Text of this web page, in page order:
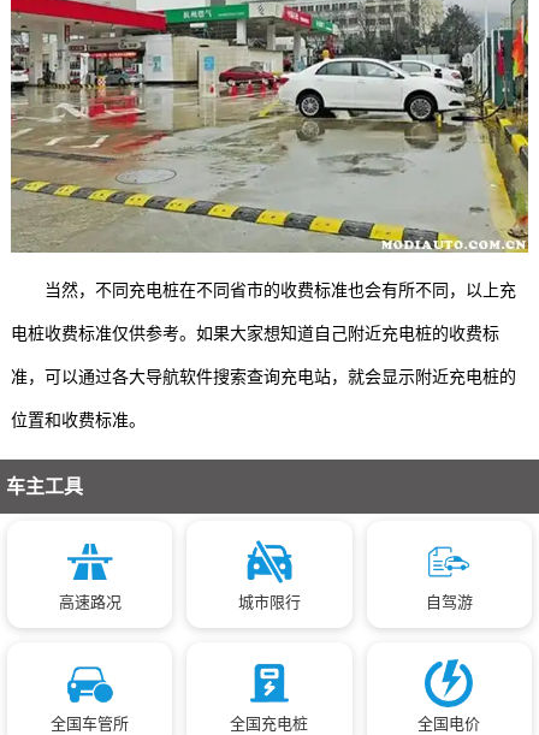
当然，不同充电桩在不同省市的收费标准也会有所不同，以上充
电桩收费标准仅供参考。如果大家想知道自己附近充电桩的收费标
准，可以通过各大导航软件搜索查询充电站，就会显示附近充电桩的
位置和收费标准。
车主工具
高速路况 城市限行 自驾游
全国车管所 全国充电桩 全国电价